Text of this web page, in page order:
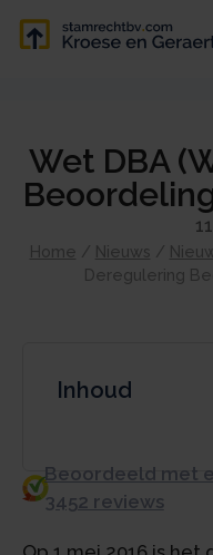
Wet DBA
Home / Nieuws /
Deregulering
Inhoud
Beoordeeld met
3452 reviews